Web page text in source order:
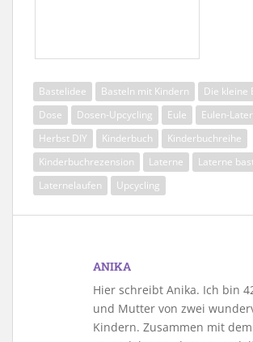
Bastelidee Basteln mit Kindern Die kleine
Dose
Dosen-Upcycling Eule Eulen-
Herbst DIY
Kinderbuch
Kinderbuchreihe
Kinderbuchrezension
Laterne
Laterne
Laternelaufen
Upcycling
ANIKA
Hier schreibt Anika. Ich bin
und Mutter von zwei
Kindern. Zusammen mit dem